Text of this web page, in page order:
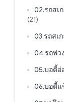
02.รถสเ
(21)
03.รถสเ
04.รถพ่วง
05.บอดี้อ่
06.บอดี้แ